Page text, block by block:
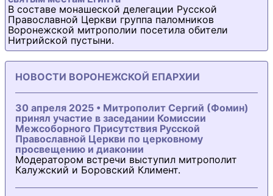
В составе монашеской делегации Русской
Православной Церкви группа паломников
Воронежской митрополии посетила обители
Нитрийской пустыни.
НОВОСТИ ВОРОНЕЖСКОЙ ЕПАРХИИ
30 апреля 2025 • Митрополит Сергий (Фомин)
принял участие в заседании Комиссии
Межсоборного Присутствия Русской
Православной Церкви по церковному
просвещению и диаконии
Модератором встречи выступил митрополит
Калужский и Боровский Климент.